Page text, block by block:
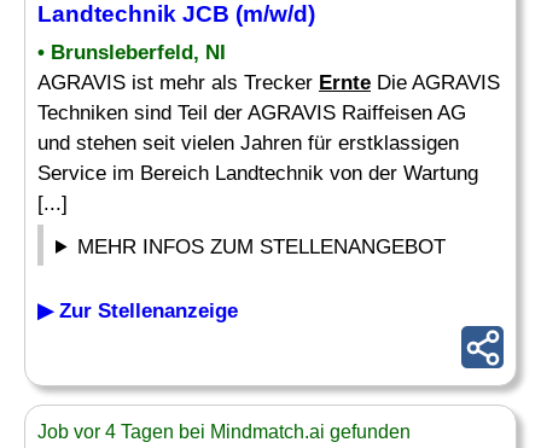
Landtechnik JCB (m/w/d)
• Brunsleberfeld, NI
AGRAVIS ist mehr als Trecker Ernte Die AGRAVIS
Techniken sind Teil der AGRAVIS Raiffeisen AG
und stehen seit vielen Jahren für erstklassigen
Service im Bereich Landtechnik von der Wartung
[...]
MEHR INFOS ZUM STELLENANGEBOT
▶ Zur Stellenanzeige
Job vor 4 Tagen bei Mindmatch.ai gefunden